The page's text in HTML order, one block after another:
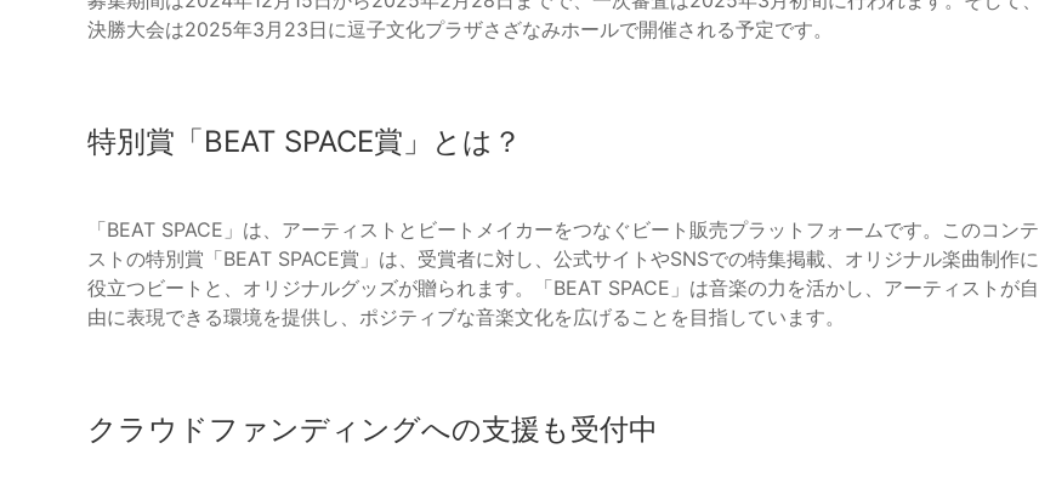
決勝大会は2025年3月23日に逗子文化プラザさざなみホールで開催される予定です。
特別賞「BEAT SPACE賞」とは？
「BEAT SPACE」は、アーティストとビートメイカーをつなぐビート販売プラットフォームです。このコンテ
ストの特別賞「BEAT SPACE賞」は、受賞者に対し、公式サイトやSNSでの特集掲載、オリジナル楽曲制作に
役立つビートと、オリジナルグッズが贈られます。「BEAT SPACE」は音楽の力を活かし、アーティストが自
由に表現できる環境を提供し、ポジティブな音楽文化を広げることを目指しています。
クラウドファンディングへの支援も受付中